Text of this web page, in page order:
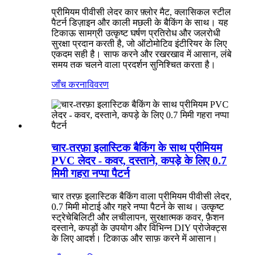
प्रीमियम पीवीसी लेदर कार फ़्लोर मैट, क्लासिकल स्टील
पैटर्न डिज़ाइन और काली मछली के बैकिंग के साथ। यह
टिकाऊ सामग्री उत्कृष्ट घर्षण प्रतिरोध और जलरोधी
सुरक्षा प्रदान करती है, जो ऑटोमोटिव इंटीरियर के लिए
एकदम सही है। साफ करने और रखरखाव में आसान, लंबे
समय तक चलने वाला प्रदर्शन सुनिश्चित करता है।
जाँच करनाविवरण
चार-तरफ़ा इलास्टिक बैकिंग के साथ प्रीमियम
PVC लेदर - कवर, दस्ताने, कपड़े के लिए 0.7
मिमी गहरा नप्पा पैटर्न
चार तरफ़ इलास्टिक बैकिंग वाला प्रीमियम पीवीसी लेदर,
0.7 मिमी मोटाई और गहरे नप्पा पैटर्न के साथ। उत्कृष्ट
स्ट्रेचेबिलिटी और लचीलापन, सुरक्षात्मक कवर, फ़ैशन
दस्ताने, कपड़ों के उपयोग और विभिन्न DIY प्रोजेक्ट्स
के लिए आदर्श। टिकाऊ और साफ़ करने में आसान।